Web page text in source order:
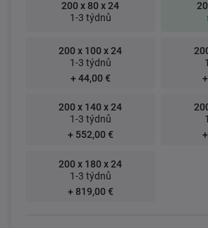
200 x 80 x 24
1-3 týdnů
200 x 100 x 24
1-3 týdnů
+ 44,00 €
200 x 140 x 24
1-3 týdnů
+ 552,00 €
200 x 180 x 24
1-3 týdnů
+ 819,00 €